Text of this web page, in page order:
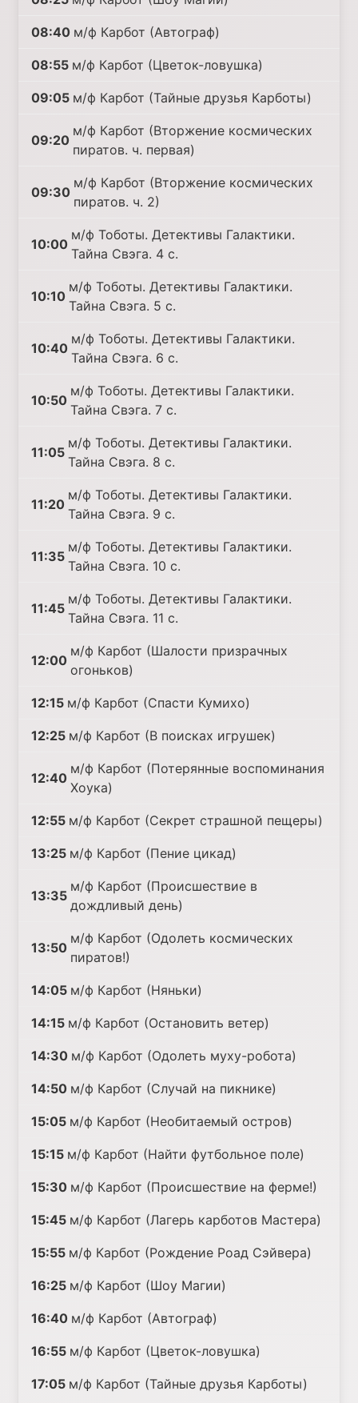
08:40 м/ф Карбот (Автограф)
08:55 м/ф Карбот (Цветок-ловушка)
09:05 м/ф Карбот (Тайные друзья Карботы)
09:20
м/ф Карбот (Вторжение космических
пиратов. ч. первая)
09:30
м/ф Карбот (Вторжение космических
пиратов. ч. 2)
10:00
м/ф Тоботы. Детективы Галактики.
Тайна Свэга. 4 с.
10:10
м/ф Тоботы. Детективы Галактики.
Тайна Свэга. 5 с.
10:40
м/ф Тоботы. Детективы Галактики.
Тайна Свэга. 6 с.
10:50
м/ф Тоботы. Детективы Галактики.
Тайна Свэга. 7 с.
11:05
м/ф Тоботы. Детективы Галактики.
Тайна Свэга. 8 с.
11:20
м/ф Тоботы. Детективы Галактики.
Тайна Свэга. 9 с.
11:35
м/ф Тоботы. Детективы Галактики.
Тайна Свэга. 10 с.
11:45
м/ф Тоботы. Детективы Галактики.
Тайна Свэга. 11 с.
12:00
м/ф Карбот (Шалости призрачных
огоньков)
12:15 м/ф Карбот (Спасти Кумихо)
12:25 м/ф Карбот (В поисках игрушек)
12:40
м/ф Карбот (Потерянные воспоминания
Хоука)
12:55 м/ф Карбот (Секрет страшной пещеры)
13:25 м/ф Карбот (Пение цикад)
13:35
м/ф Карбот (Происшествие в
дождливый день)
13:50
м/ф Карбот (Одолеть космических
пиратов!)
14:05 м/ф Карбот (Няньки)
14:15 м/ф Карбот (Остановить ветер)
14:30 м/ф Карбот (Одолеть муху-робота)
14:50 м/ф Карбот (Случай на пикнике)
15:05 м/ф Карбот (Необитаемый остров)
15:15 м/ф Карбот (Найти футбольное поле)
15:30 м/ф Карбот (Происшествие на ферме!)
15:45 м/ф Карбот (Лагерь карботов Мастера)
15:55 м/ф Карбот (Рождение Роад Сэйвера)
16:25 м/ф Карбот (Шоу Магии)
16:40 м/ф Карбот (Автограф)
16:55 м/ф Карбот (Цветок-ловушка)
17:05 м/ф Карбот (Тайные друзья Карботы)